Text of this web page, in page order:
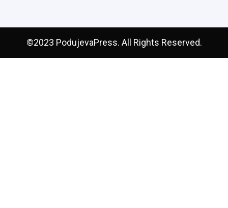
©2023 PodujevaPress. All Rights Reserved.